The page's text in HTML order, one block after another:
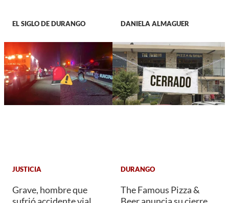
EL SIGLO DE DURANGO DANIELA ALMAGUER
JUSTICIA
Grave, hombre que
DURANGO
The Famous Pizza &